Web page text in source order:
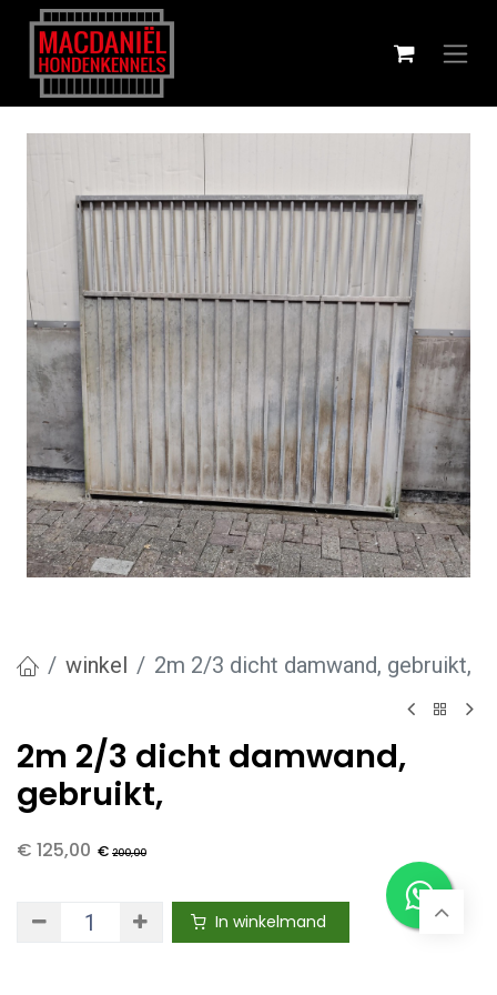
winkel 2m 2/3 dicht damwand, gebruikt,
2m 2/3 dicht damwand,
gebruikt,
€ 125,00 € 200,00
In winkelmand